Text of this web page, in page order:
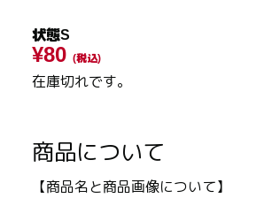
状態S
¥80 (税込)
在庫切れです。
商品について
【商品名と商品画像について】